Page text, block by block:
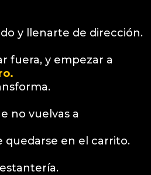
y llenarte de dirección.
fuera, y empezar a
no vuelvas a
quedarse en el carrito.